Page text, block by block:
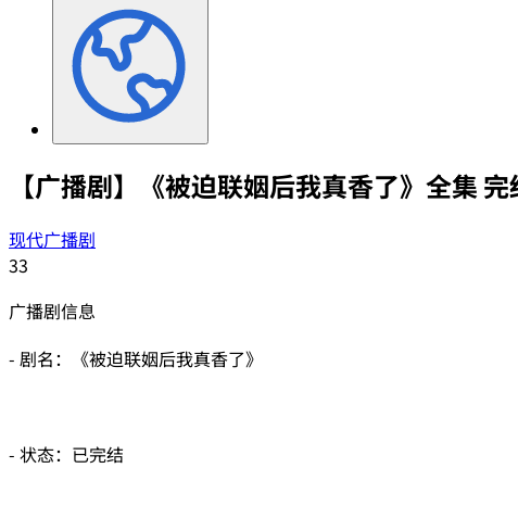
【广播剧】《被迫联姻后我真香了》全集
现代广播剧
33
广播剧信息
- 剧名：《被迫联姻后我真香了》
- 状态：已完结